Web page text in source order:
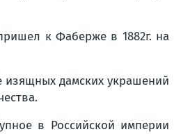
к Фаберже в 1882г. на
изящных дамских украшений
в Российской империи